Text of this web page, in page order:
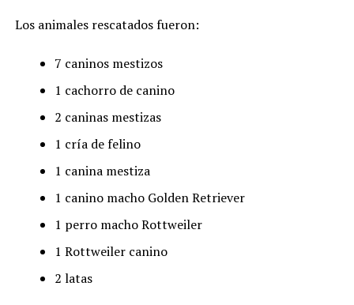
Los animales rescatados fueron:
7 caninos mestizos
1 cachorro de canino
2 caninas mestizas
1 cría de felino
1 canina mestiza
1 canino macho Golden Retriever
1 perro macho Rottweiler
1 Rottweiler canino
2 latas